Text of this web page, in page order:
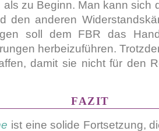
zu Beginn. Man kann sich
den anderen
soll dem FBR das
herbeizuführen.
damit sie nicht für den
FAZIT
ist eine solide Fortsetzung,